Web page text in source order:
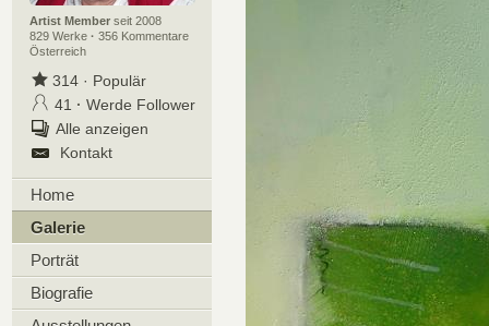
Artist Memberseit 2008
829 Werke · 356 Kommentare
Österreich
314· Populär
41 · Werde Follower
Alle anzeigen
Kontakt
Home
Galerie
Porträt
Biografie